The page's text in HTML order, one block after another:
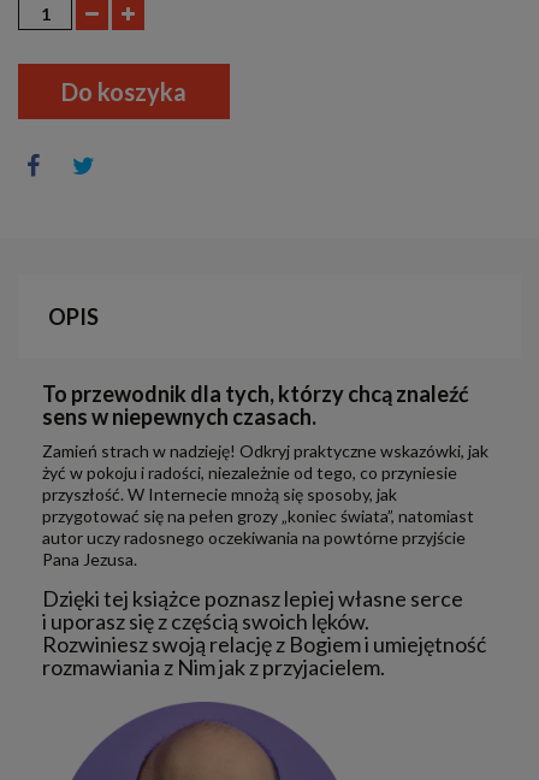
Do koszyka
OPIS
To przewodnik dla tych, którzy chcą znaleźć
sens w niepewnych czasach.
Zamień strach w nadzieję! Odkryj praktyczne wskazówki, jak
żyć w pokoju i radości, niezależnie od tego, co przyniesie
przyszłość. W Internecie mnożą się sposoby, jak
przygotować się na pełen grozy „koniec świata”, natomiast
autor uczy radosnego oczekiwania na powtórne przyjście
Pana Jezusa.
Dzięki tej książce poznasz lepiej własne serce
i uporasz się z częścią swoich lęków.
Rozwiniesz swoją relację z Bogiem i umiejętność
rozmawiania z Nim jak z przyjacielem.